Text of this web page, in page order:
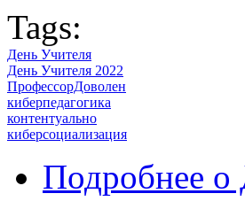
Tags:
День Учителя
День Учителя 2022
ПрофессорДоволен
киберпедагогика
контентуально
киберсоциализация
Подробнее о